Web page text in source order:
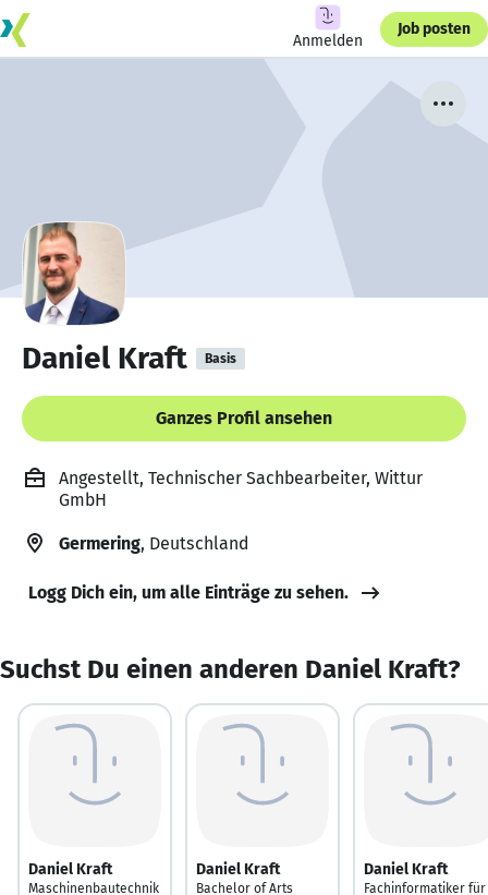
Anmelden
Job posten
Daniel Kraft Basis
Ganzes Profil ansehen
Angestellt, Technischer Sachbearbeiter, Wittur
GmbH
Germering, Deutschland
Logg Dich ein, um alle Einträge zu sehen.
Suchst Du einen anderen Daniel Kraft?
Daniel Kraft
Maschinenbautechnik
Daniel Kraft
Bachelor of Arts
Daniel Kraft
Fachinformatiker für